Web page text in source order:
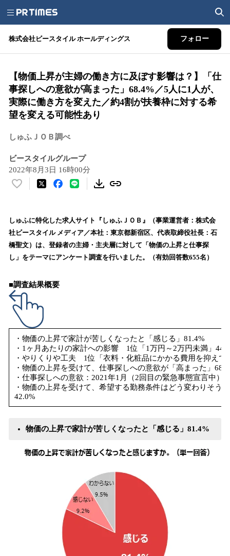
株式会社ビースタイル ホールディングス フォロー
【物価上昇が主婦の働き方に及ぼす影響は？】「仕
事探しへの意欲が高まった」68.4%／5人に1人が、
実際に働き方を変えた／約4割が扶養枠に対する希
望を変える可能性あり
しゅふＪＯＢ調べ
ビースタイルグループ
2022年8月3日 16時00分
い
！
数
を
読
み
中
で
す
しゅふに特化した求人サイト『しゅふＪＯＢ』（事業運営者：株式会
社ビースタイル メディア／本社：東京都新宿区、代表取締役社長：石
橋聖文）は、登録者の主婦・主夫層に対して「物価の上昇と仕事探
し」をテーマにアンケート調査を行いました。（有効回答数655名）
■調査結果概要
・物価の上昇で家計が苦しくなったと「感じる」81.4%
・1ヶ月あたりの家計への影響 1位「1万円～2万円未満」
・やりくりや工夫 1位「衣料・化粧品にかかる費用を抑えて
・物価の上昇を受けて、仕事探しへの意欲が「高まった」
・仕事探しへの意欲：2021年1月（2回目の緊急事態宣言中）
・物価の上昇を受けて、希望する勤務条件はどう変わりそ
42.0%
物価の上昇で家計が苦しくなったと「感じる」81.4%